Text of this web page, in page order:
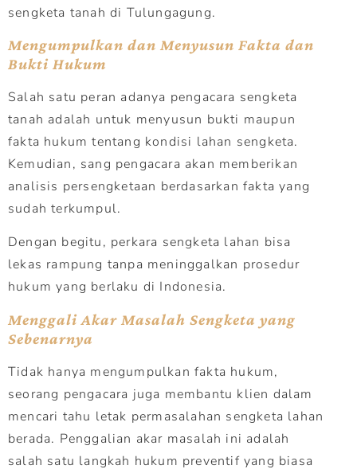
sengketa tanah di Tulungagung.
Mengumpulkan dan Menyusun Fakta dan
Bukti Hukum
Salah satu peran adanya pengacara sengketa
tanah adalah untuk menyusun bukti maupun
fakta hukum tentang kondisi lahan sengketa.
Kemudian, sang pengacara akan memberikan
analisis persengketaan berdasarkan fakta yang
sudah terkumpul.
Dengan begitu, perkara sengketa lahan bisa
lekas rampung tanpa meninggalkan prosedur
hukum yang berlaku di Indonesia.
Menggali Akar Masalah Sengketa yang
Sebenarnya
Tidak hanya mengumpulkan fakta hukum,
seorang pengacara juga membantu klien dalam
mencari tahu letak permasalahan sengketa lahan
berada. Penggalian akar masalah ini adalah
salah satu langkah hukum preventif yang biasa